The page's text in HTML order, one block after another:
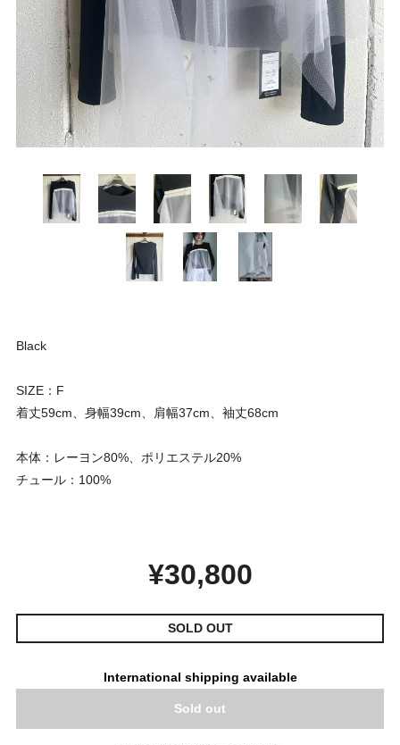
Black
SIZE：F
着丈59cm、身幅39cm、肩幅37cm、袖丈68cm
本体：レーヨン80%、ポリエステル20%
チュール：100%
¥30,800
SOLD OUT
International shipping available
Sold out